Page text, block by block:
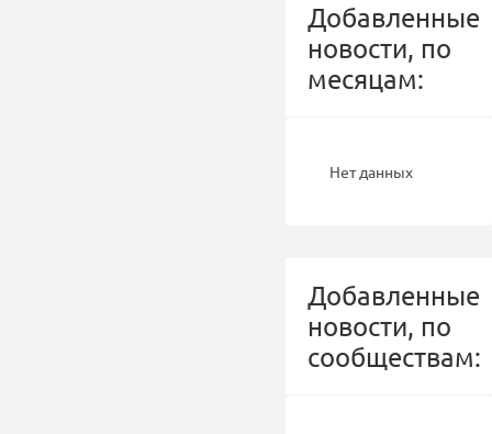
Добавленные
новости, по
месяцам:
Нет данных
Добавленные
новости, по
сообществам: